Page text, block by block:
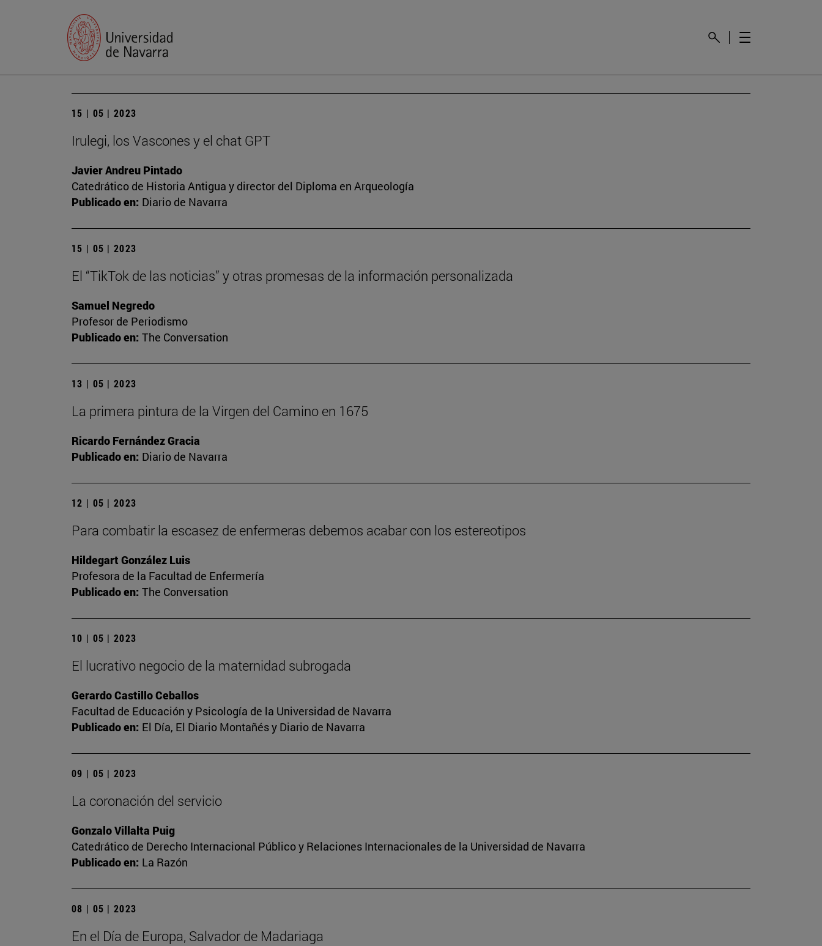
15 | 05 | 2023
Irulegi, los Vascones y el chat GPT
Javier Andreu Pintado
Catedrático de Historia Antigua y director del Diploma en Arqueología
Publicado en: Diario de Navarra
15 | 05 | 2023
El “TikTok de las noticias” y otras promesas de la información personalizada
Samuel Negredo
Profesor de Periodismo
Publicado en: The Conversation
13 | 05 | 2023
La primera pintura de la Virgen del Camino en 1675
Ricardo Fernández Gracia
Publicado en: Diario de Navarra
12 | 05 | 2023
Para combatir la escasez de enfermeras debemos acabar con los estereotipos
Hildegart González Luis
Profesora de la Facultad de Enfermería
Publicado en: The Conversation
10 | 05 | 2023
El lucrativo negocio de la maternidad subrogada
Gerardo Castillo Ceballos
Facultad de Educación y Psicología de la Universidad de Navarra
Publicado en: El Día, El Diario Montañés y Diario de Navarra
09 | 05 | 2023
La coronación del servicio
Gonzalo Villalta Puig
Catedrático de Derecho Internacional Público y Relaciones Internacionales de la Universidad de Navarra
Publicado en: La Razón
08 | 05 | 2023
En el Día de Europa, Salvador de Madariaga